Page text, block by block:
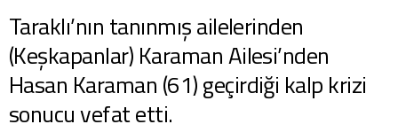
Taraklı’nın tanınmış ailelerinden
(Keşkapanlar) Karaman Ailesi’nden
Hasan Karaman (61) geçirdiği kalp krizi
sonucu vefat etti.